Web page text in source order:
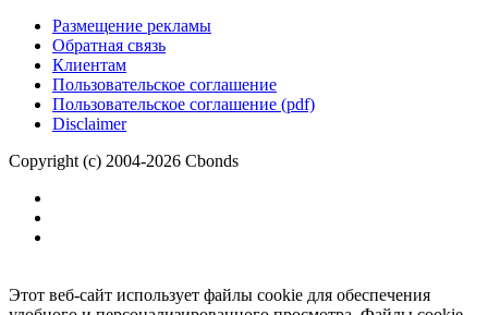
Размещение рекламы
Обратная связь
Клиентам
Пользовательское соглашение
Пользовательское соглашение (pdf)
Disclaimer
Copyright (c) 2004-2026 Cbonds
Этот веб-сайт использует файлы cookie для обеспечения